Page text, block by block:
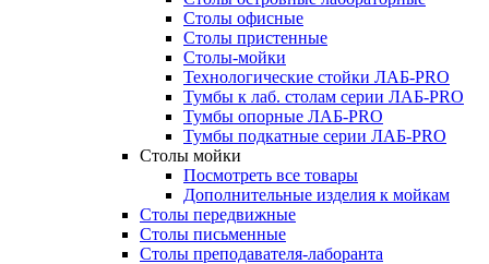
Столы офисные
Столы пристенные
Столы-мойки
Технологические стойки ЛАБ-PRO
Тумбы к лаб. столам серии ЛАБ-PRO
Тумбы опорные ЛАБ-PRO
Тумбы подкатные серии ЛАБ-PRO
Столы мойки
Посмотреть все товары
Дополнительные изделия к мойкам
Столы передвижные
Столы письменные
Столы преподавателя-лаборанта